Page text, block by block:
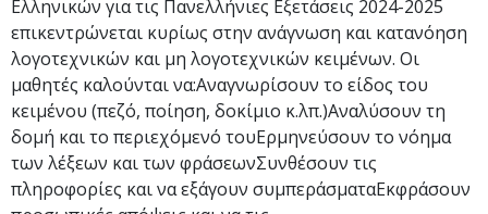
Ελληνικών για τις Πανελλήνιες Εξετάσεις 2024-2025
επικεντρώνεται κυρίως στην ανάγνωση και κατανόηση
λογοτεχνικών και μη λογοτεχνικών κειμένων. Οι
μαθητές καλούνται να:Αναγνωρίσουν το είδος του
κειμένου (πεζό, ποίηση, δοκίμιο κ.λπ.)Αναλύσουν τη
δομή και το περιεχόμενό τουΕρμηνεύσουν το νόημα
των λέξεων και των φράσεωνΣυνθέσουν τις
πληροφορίες και να εξάγουν συμπεράσματαΕκφράσουν